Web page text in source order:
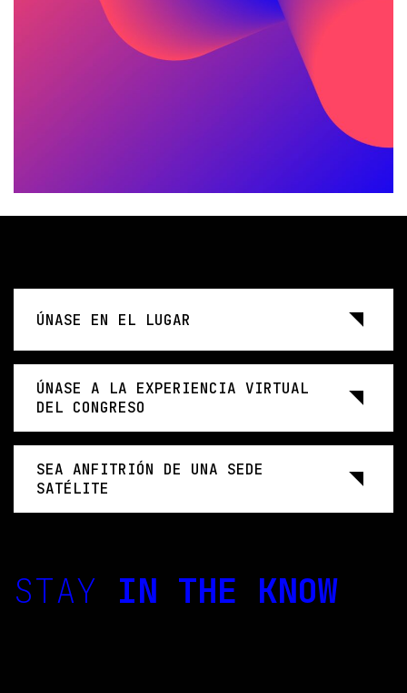
ÚNASE EN EL LUGAR
ÚNASE A LA EXPERIENCIA VIRTUAL
DEL CONGRESO
SEA ANFITRIÓN DE UNA SEDE
SATÉLITE
STAY IN THE KNOW